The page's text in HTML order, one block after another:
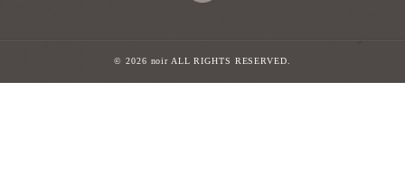
© 2026 noir ALL RIGHTS RESERVED.